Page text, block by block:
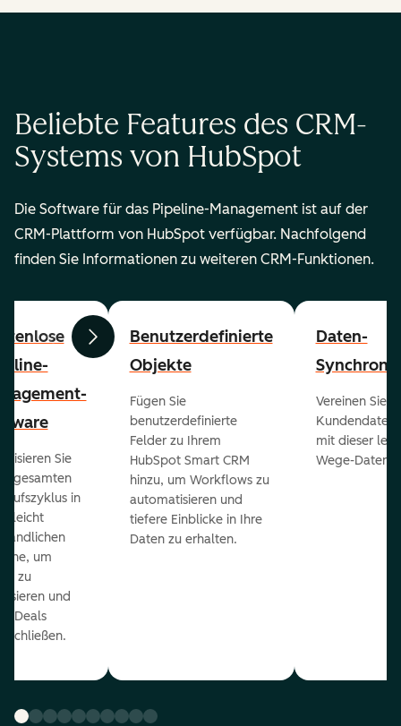
Beliebte Features des CRM-
Systems von HubSpot
Die Software für das Pipeline-Management ist auf der
CRM-Plattform von HubSpot verfügbar. Nachfolgend
finden Sie Informationen zu weiteren CRM-Funktionen.
ZurückWeiter
Sie
gesamten
in
leicht
um
zu
und
Deals
Benutzerdefinierte
Objekte
Fügen Sie
benutzerdefinierte
Felder zu Ihrem
HubSpot Smart CRM
hinzu, um Workflows zu
automatisieren und
tiefere Einblicke in Ihre
Daten zu erhalten.
Daten-
Vereinen Sie
Kundendaten
mit dieser
Wege-Daten-